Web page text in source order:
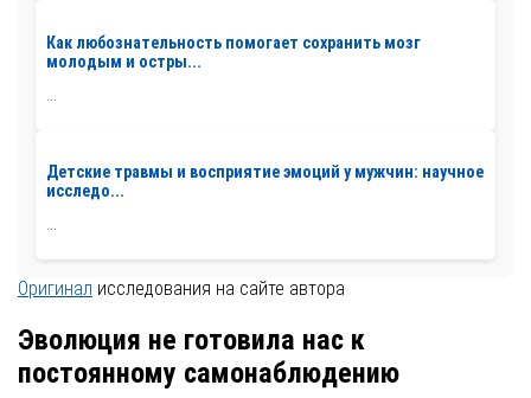
Как любознательность помогает сохранить мозг
молодым и остры...
Детские травмы и восприятие эмоций у мужчин: научное
исследо...
...
Оригинал исследования на сайте автора
Эволюция не готовила нас к
постоянному самонаблюдению